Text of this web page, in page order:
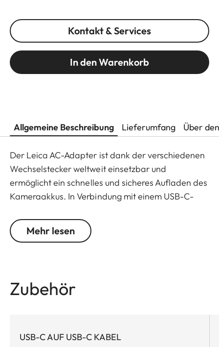
Kontakt & Services
In den Warenkorb
Allgemeine Beschreibung Lieferumfang Über
Der Leica AC-Adapter ist dank der verschiedenen
Wechselstecker weltweit einsetzbar und
ermöglicht ein schnelles und sicheres Aufladen des
Kameraakkus. In Verbindung mit einem USB-C-
Netzteil zudem das direkte Aufladen des Akkus in
der Kamera. Durch den USB-C-Ausgang ist der
Input:
5.0 V DC 3.0 A 15.0 W
Mehr lesen
Zubehör
USB-C AUF USB-C KABEL